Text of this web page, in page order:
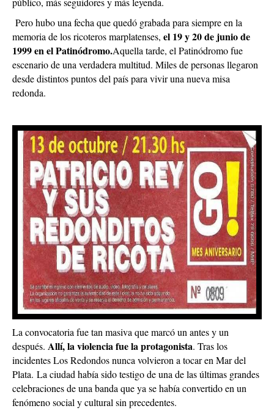
Pero hubo una fecha que quedó grabada para siempre en la
memoria de los ricoteros marplatenses, el 19 y 20 de junio de
1999 en el Patinódromo.Aquella tarde, el Patinódromo fue
escenario de una verdadera multitud. Miles de personas llegaron
desde distintos puntos del país para vivir una nueva misa
redonda.
La convocatoria fue tan masiva que marcó un antes y un
después. Allí, la violencia fue la protagonista. Tras los
incidentes Los Redondos nunca volvieron a tocar en Mar del
Plata. La ciudad había sido testigo de una de las últimas grandes
celebraciones de una banda que ya se había convertido en un
fenómeno social y cultural sin precedentes.